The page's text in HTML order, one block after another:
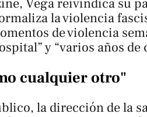
, Vega reivindica su
la violencia
de violencia
y “varios años de
cualquier otro"
, la dirección de la